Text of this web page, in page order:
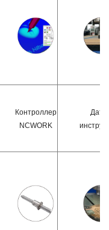
Контроллер
NCWORK